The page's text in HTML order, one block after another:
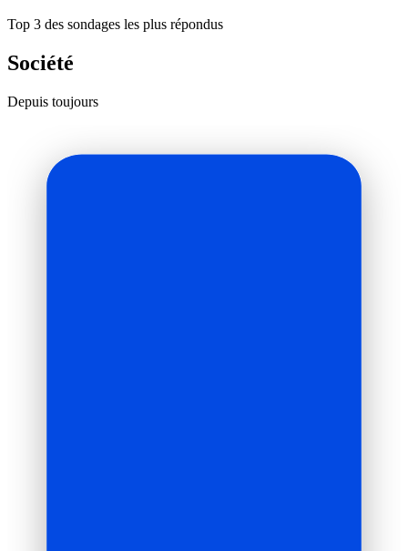
Top 3 des sondages les plus répondus
Société
Depuis toujours